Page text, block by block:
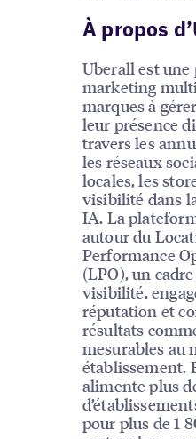
À propos
Uberall est une
marketing
marques à
leur présence
travers les
les réseaux
locales, les
visibilité dans
IA. La
autour du
Performance
(LPO), un
visibilité,
réputation et
résultats
mesurables au
établissement.
alimente plus
pour plus de 1